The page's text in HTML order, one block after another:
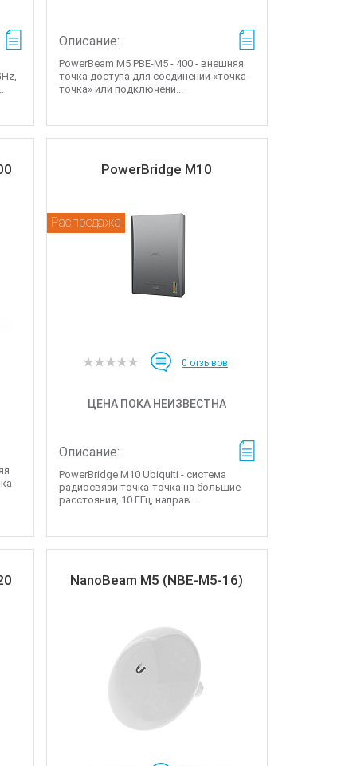
Описание:
PowerBeam M5 PBE-M5 - 400 - внешняя
точка доступа для соединений «точка-
точка» или подключени...
PowerBridge M10
Распродажа
0 отзывов
ЦЕНА ПОКА НЕИЗВЕСТНА
Описание:
PowerBridge M10 Ubiquiti - система
радиосвязи точка-точка на большие
расстояния, 10 ГГц, направ...
NanoBeam M5 (NBE-M5-16)